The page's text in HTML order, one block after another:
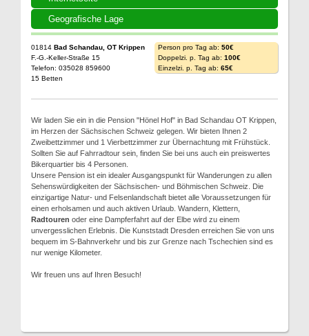
Geografische Lage
01814 Bad Schandau, OT Krippen
F.-G.-Keller-Straße 15
Telefon: 035028 859600
15 Betten
Person pro Tag ab: 50€
Doppelzi. p. Tag ab: 100€
Einzelzi. p. Tag ab: 65€
Wir laden Sie ein in die Pension "Hönel Hof" in Bad Schandau OT Krippen,
im Herzen der Sächsischen Schweiz gelegen. Wir bieten Ihnen 2
Zweibettzimmer und 1 Vierbettzimmer zur Übernachtung mit Frühstück.
Sollten Sie auf Fahrradtour sein, finden Sie bei uns auch ein preiswertes
Bikerquartier bis 4 Personen.
Unsere Pension ist ein idealer Ausgangspunkt für Wanderungen zu allen
Sehenswürdigkeiten der Sächsischen- und Böhmischen Schweiz. Die
einzigartige Natur- und Felsenlandschaft bietet alle Voraussetzungen für
einen erholsamen und auch aktiven Urlaub. Wandern, Klettern,
Radtouren oder eine Dampferfahrt auf der Elbe wird zu einem
unvergesslichen Erlebnis. Die Kunststadt Dresden erreichen Sie von uns
bequem im S-Bahnverkehr und bis zur Grenze nach Tschechien sind es
nur wenige Kilometer.
Wir freuen uns auf Ihren Besuch!